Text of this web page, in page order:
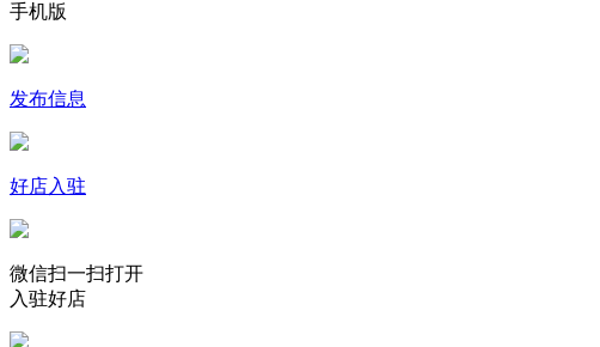
手机版
发布信息
好店入驻
微信扫一扫打开
入驻好店